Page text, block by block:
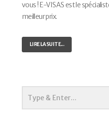
vous ! E-VISAS est le
meilleur prix.
LIRE LA SUITE...